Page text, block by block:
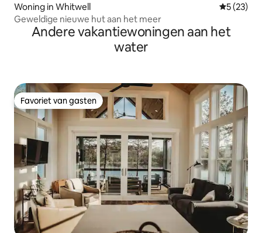
Woning in Whitwell
5 (23)
Geweldige nieuwe hut aan het meer
Andere vakantiewoningen aan het
water
Favoriet van gasten
Favoriet van gasten